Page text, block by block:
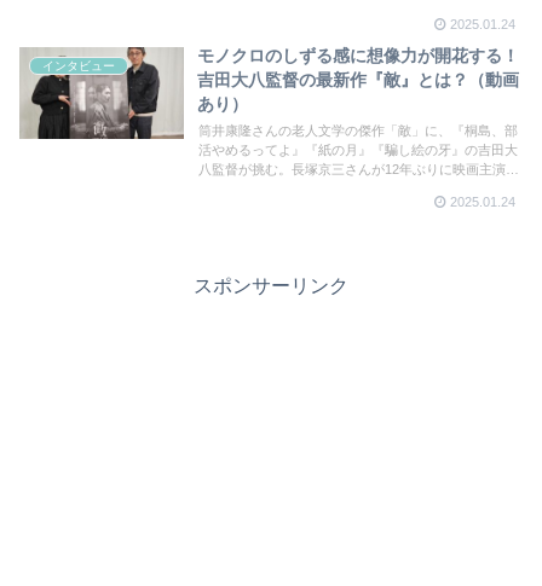
をどのように演じたのか？作道雄監督にお話を伺っ
た。
2025.01.24
インタビュー
モノクロのしずる感に想像力が開花する！
吉田大八監督の最新作『敵』とは？（動画
あり）
筒井康隆さんの老人文学の傑作「敵」に、『桐島、部
活やめるってよ』『紙の月』『騙し絵の牙』の吉田大
八監督が挑む。長塚京三さんが12年ぶりに映画主演、
の作品の公開前日に吉田監督にインタビューさせても
2025.01.24
スポンサーリンク